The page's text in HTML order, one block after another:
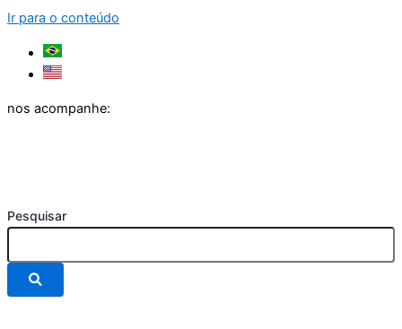
Ir para o conteúdo
nos acompanhe:
Pesquisar